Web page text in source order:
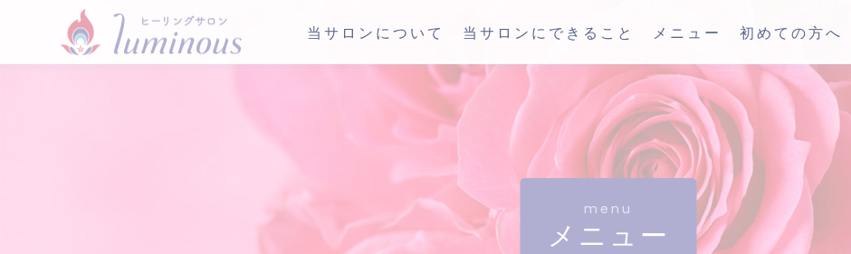
当サロンについて 当サロンにできること メニュー 初めての方へ
menu
メニュー